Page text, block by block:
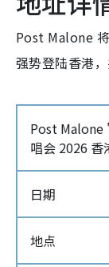
Post Malone
强势登陆香港
Post
唱会 2026 香
日期
地点